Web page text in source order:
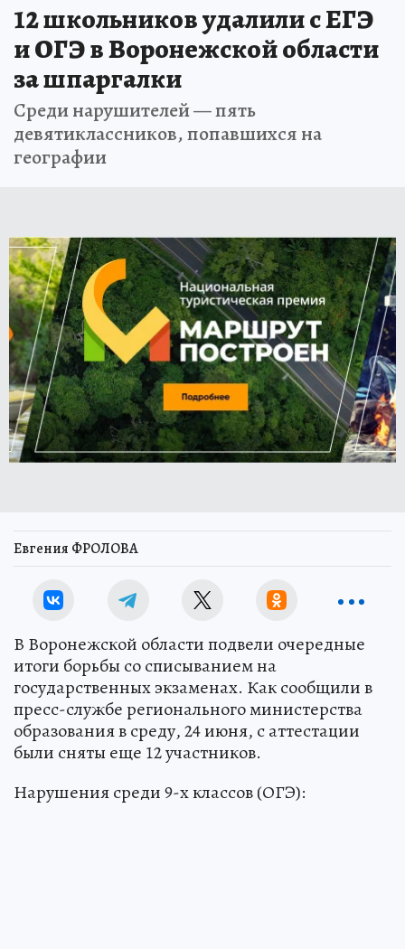
12 школьников удалили с ЕГЭ
и ОГЭ в Воронежской области
за шпаргалки
Среди нарушителей — пять
девятиклассников, попавшихся на
географии
Евгения ФРОЛОВА
В Воронежской области подвели очередные
итоги борьбы со списыванием на
государственных экзаменах. Как сообщили в
пресс-службе регионального министерства
образования в среду, 24 июня, с аттестации
были сняты еще 12 участников.
Нарушения среди 9-х классов (ОГЭ):